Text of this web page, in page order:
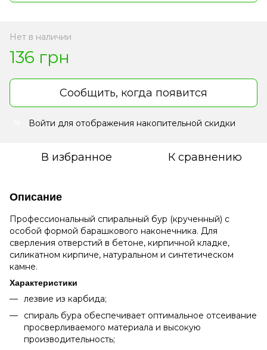
Нет в наличии
136 грн
Сообщить, когда появится
Войти для отображения накопительной скидки
В избранное К сравнению
Описание
Профессиональный спиральный бур (крученный) с
особой формой барашкового наконечника. Для
сверления отверстий в бетоне, кирпичной кладке,
силикатном кирпиче, натуральном и синтетическом
камне.
Характеристики
лезвие из карбида;
спираль бура обеспечивает оптимальное отсеивание
просверливаемого материала и высокую
производительность;